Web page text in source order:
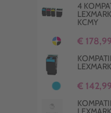
4
KCMY
€ 178,99
€ 142,99